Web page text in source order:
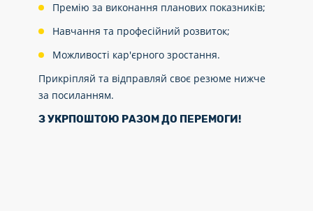
Премію за виконання планових показників;
Навчання та професійний розвиток;
Можливості кар'єрного зростання.
Прикріпляй та відправляй своє резюме нижче
за посиланням.
З УКРПОШТОЮ РАЗОМ ДО ПЕРЕМОГИ!